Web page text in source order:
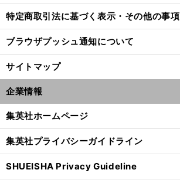
特定商取引法に基づく表示・その他の事項
ブラウザプッシュ通知について
サイトマップ
企業情報
集英社ホームページ
集英社プライバシーガイドライン
SHUEISHA Privacy Guideline